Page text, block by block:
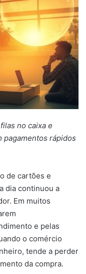
no caixa e
pagamentos rápidos
de cartões e
dia continuou a
Em muitos
e pelas
o comércio
tende a perder
da compra.